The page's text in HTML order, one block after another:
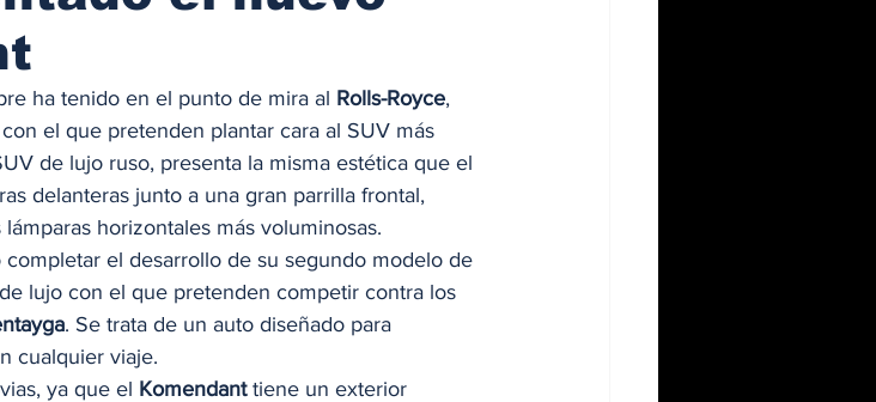
ha tenido en el punto de mira al Rolls-Royce,
el que pretenden plantar cara al SUV más
de lujo ruso, presenta la misma estética que el
delanteras junto a una gran parrilla frontal,
horizontales más voluminosas.
el desarrollo de su segundo modelo de
lujo con el que pretenden competir contra los
. Se trata de un auto diseñado para
cualquier viaje.
ya que el Komendant tiene un exterior